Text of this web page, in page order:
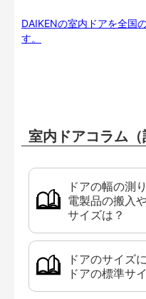
DAIKENの室内ドアを全国
す。
室内ドアコラム（
ドアの幅の測
電製品の搬入
サイズは？
ドアのサイズ
ドアの標準サ